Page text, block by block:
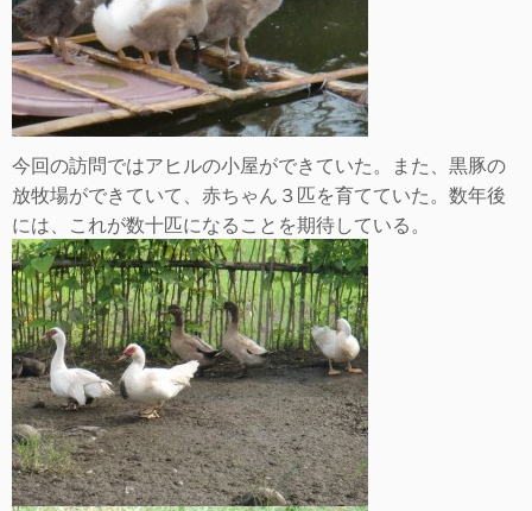
今回の訪問ではアヒルの小屋ができていた。また、黒豚の
放牧場ができていて、赤ちゃん３匹を育てていた。数年後
には、これが数十匹になることを期待している。